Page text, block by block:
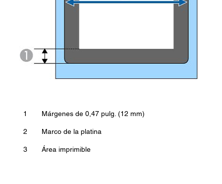
1 Márgenes de 0,47 pulg. (12 mm)
2 Marco de la platina
3 Área imprimible